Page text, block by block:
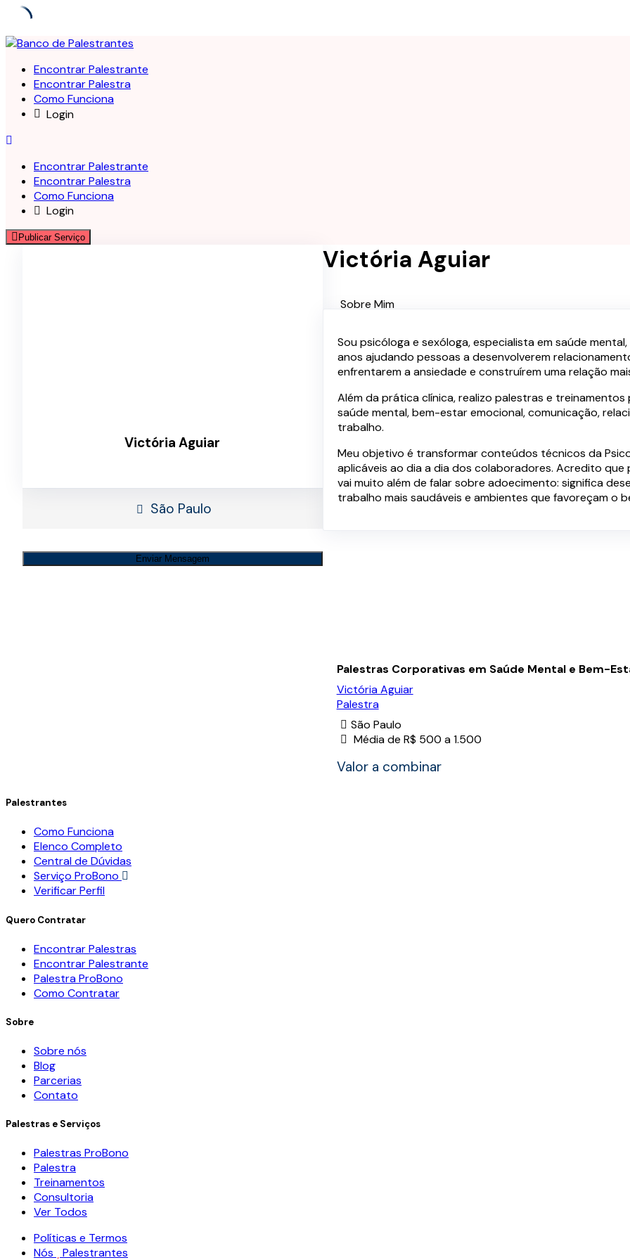
Skip
contentEncontrar Palestrante
Encontrar Palestra
Como Funciona
Login
Encontrar Palestrante
Encontrar Palestra
Como Funciona
Login
Publicar Serviço
Victória Aguiar
São Paulo
Enviar Mensagem
Victória Aguiar
Sobre Mim
Sou psicóloga e sexóloga, especialista em saúde
anos ajudando pessoas a desenvolverem
enfrentarem a ansiedade e construírem uma relação
Além da prática clínica, realizo palestras e
saúde mental, bem-estar emocional, comunicação,
trabalho.
Meu objetivo é transformar conteúdos técnicos da
aplicáveis ao dia a dia dos colaboradores. Acredito
vai muito além de falar sobre adoecimento: significa
trabalho mais saudáveis e ambientes que favoreçam o
Palestras Corporativas em Saúde Mental e Bem-
Victória Aguiar
Palestra
São Paulo
Média de R$ 500 a 1.500
Valor a combinar
Palestrantes
Como Funciona
Elenco Completo
Central de Dúvidas
Serviço ProBono
Verificar Perfil
Quero Contratar
Encontrar Palestras
Encontrar Palestrante
Palestra ProBono
Como Contratar
Sobre
Sobre nós
Blog
Parcerias
Contato
Palestras e Serviços
Palestras ProBono
Palestra
Treinamentos
Consultoria
Ver Todos
Políticas e Termos
Nós
Palestrantes